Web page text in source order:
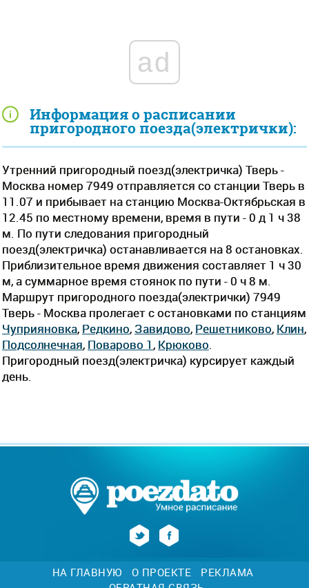
Информация о расписании
пригородного поезда(электрички):
Утренний пригородный поезд(электричка) Тверь -
Москва номер 7949 отправляется со станции Тверь в
11.07 и прибывает на станцию Москва-Октябрьская в
12.45 по местному времени, время в пути - 0 д 1 ч 38
м. По пути следования пригородный
поезд(электричка) останавливается на 8 остановках.
Приблизительное время движения составляет 1 ч 30
м, а суммарное время стоянок по пути - 0 ч 8 м.
Маршрут пригородного поезда(электрички) 7949
Тверь - Москва пролегает c остановками по станциям
Чуприяновка, Редкино, Завидово, Решетниково, Клин,
Подсолнечная, Поварово 1 , Крюково
Пригородный поезд(электричка) курсирует каждый
день.
ad
НА ГЛАВНУЮ О ПРОЕКТЕ
РЕКЛАМА